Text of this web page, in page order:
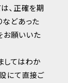
、正確を期
などあった
お願いいた
してはわか
にて直接ご